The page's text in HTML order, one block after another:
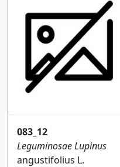
083_12
LeguminosaeLupinus
angustifolius L.